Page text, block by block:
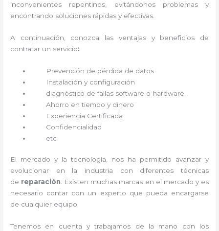
inconvenientes repentinos, evitándonos problemas y
encontrando soluciones rápidas y efectivas.
A continuación, conozca las ventajas y beneficios de
contratar un servicio:
Prevención de pérdida de datos
Instalación y configuración
diagnóstico de fallas software o hardware
Ahorro en tiempo y dinero
Experiencia Certificada
Confidencialidad
etc
El mercado y la tecnología, nos ha permitido avanzar y
evolucionar en la industria con diferentes técnicas
de reparación. Existen muchas marcas en el mercado y es
necesario contar con un experto que pueda encargarse
de cualquier equipo.
Tenemos en cuenta y trabajamos de la mano con los